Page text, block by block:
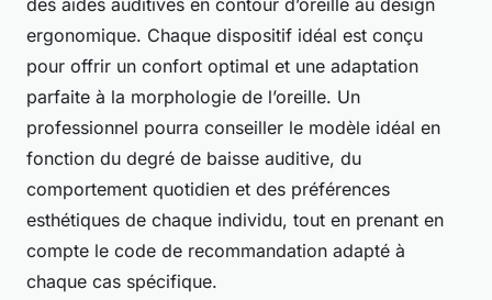
des aides auditives en contour d’oreille au design
ergonomique. Chaque dispositif idéal est conçu
pour offrir un confort optimal et une adaptation
parfaite à la morphologie de l’oreille. Un
professionnel pourra conseiller le modèle idéal en
fonction du degré de baisse auditive, du
comportement quotidien et des préférences
esthétiques de chaque individu, tout en prenant en
compte le code de recommandation adapté à
chaque cas spécifique.